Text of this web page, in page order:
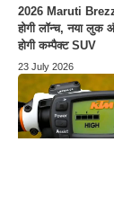
2026 Maruti
होगी लॉन्च, नया
होगी कम्पैक्ट SUV
23 July 2026